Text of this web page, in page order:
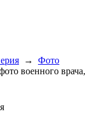
→
Фото
военного врача,